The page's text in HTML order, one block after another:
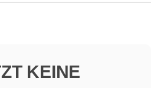
KEINE